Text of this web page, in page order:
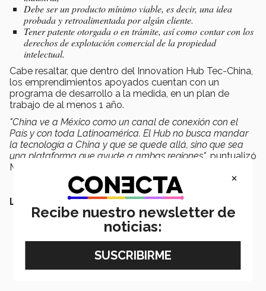
Debe ser un producto mínimo viable, es decir, una idea
probada y retroalimentada por algún cliente.
Tener patente otorgada o en trámite, así como contar con los
derechos de explotación comercial de la propiedad
intelectual.
Cabe resaltar, que dentro del Innovation Hub Tec-China,
los emprendimientos apoyados cuentan con un
programa de desarrollo a la medida, en un plan de
trabajo de al menos 1 año.
"China ve a México como un canal de conexión con el
País y con toda Latinoamérica. El Hub no busca mandar
la tecnología a China y que se quede allá, sino que sea
una plataforma que ayude a ambas regiones" , puntualizó
Mora.
LEE TAMBIÉN:
×
Recibe nuestro newsletter de
noticias: